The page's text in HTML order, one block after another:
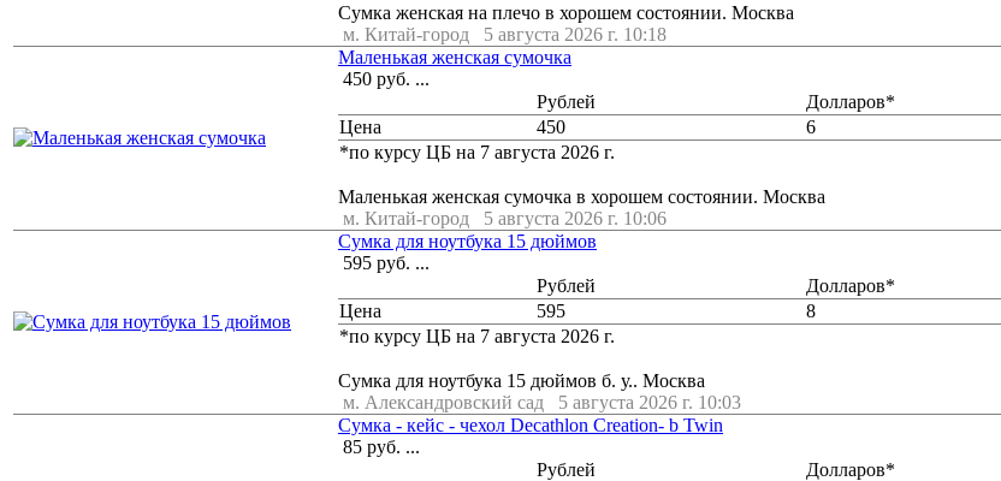
Сумка женская на плечо в хорошем состоянии. Москва
м. Китай-город
5 августа 2026 г. 10:18
Маленькая женская сумочка
450 руб. ...
Рублей
Долларов*
Цена
450
6
*по курсу ЦБ на 7 августа 2026 г.
Маленькая женская сумочка в хорошем состоянии. Москва
м. Китай-город
5 августа 2026 г. 10:06
Сумка для ноутбука 15 дюймов
595 руб. ...
Рублей
Долларов*
Цена
595
8
*по курсу ЦБ на 7 августа 2026 г.
Сумка для ноутбука 15 дюймов б. у.. Москва
м. Александровский сад
5 августа 2026 г. 10:03
Сумка - кейс - чехол Decathlon Creation- b Twin
85 руб. ...
Рублей
Долларов*